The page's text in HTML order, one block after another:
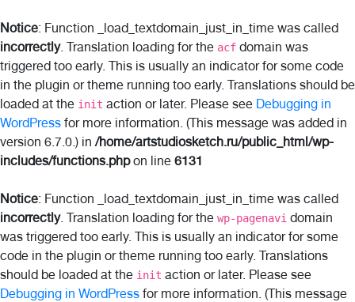
Notice: Function _load_textdomain_just_in_time was called
incorrectly. Translation loading for the acf domain was
triggered too early. This is usually an indicator for some code
in the plugin or theme running too early. Translations should be
loaded at the init action or later. Please see Debugging in
WordPress for more information. (This message was added in
version 6.7.0.) in/home/artstudiosketch.ru/public_html/wp-
includes/functions.phpon line 6131
Notice: Function _load_textdomain_just_in_time was called
incorrectly. Translation loading for the wp-pagenavi domain
was triggered too early. This is usually an indicator for some
code in the plugin or theme running too early. Translations
should be loaded at the init action or later. Please see
Debugging in WordPress for more information. (This message